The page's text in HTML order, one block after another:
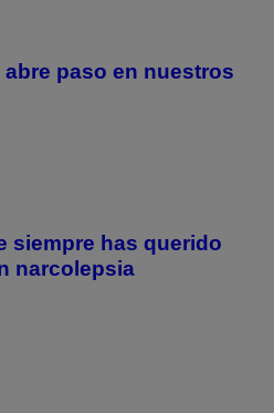
paso en nuestros
siempre has querido
narcolepsia